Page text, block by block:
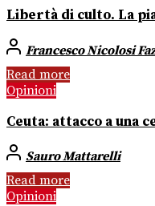
Libertà di culto. La
Francesco Nicolosi
Read more
Opinioni
Ceuta: attacco a una
Sauro Mattarelli
Read more
Opinioni